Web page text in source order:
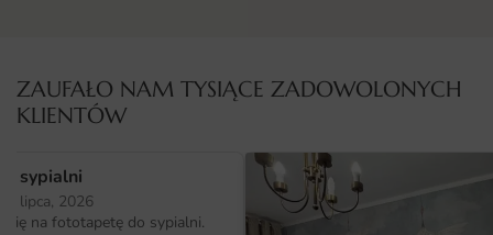
Gdzie sprawdzi się fototapeta Plakat Panorama Sydney
Fototapeta Plakat Panorama Sydney doskonale sprawdzi
się w wielu różnych przestrzeniach. Może być świetnym
dodatkiem do salonu, gdzie stanie się centralnym
punktem aranżacji. W biurze wprowadzi atmosferę
ZAUFAŁO NAM TYSIĄCE ZADOWOLONYCH
KLIENTÓW
sypialni
lipca, 2026
się na fototapetę do sypialni.